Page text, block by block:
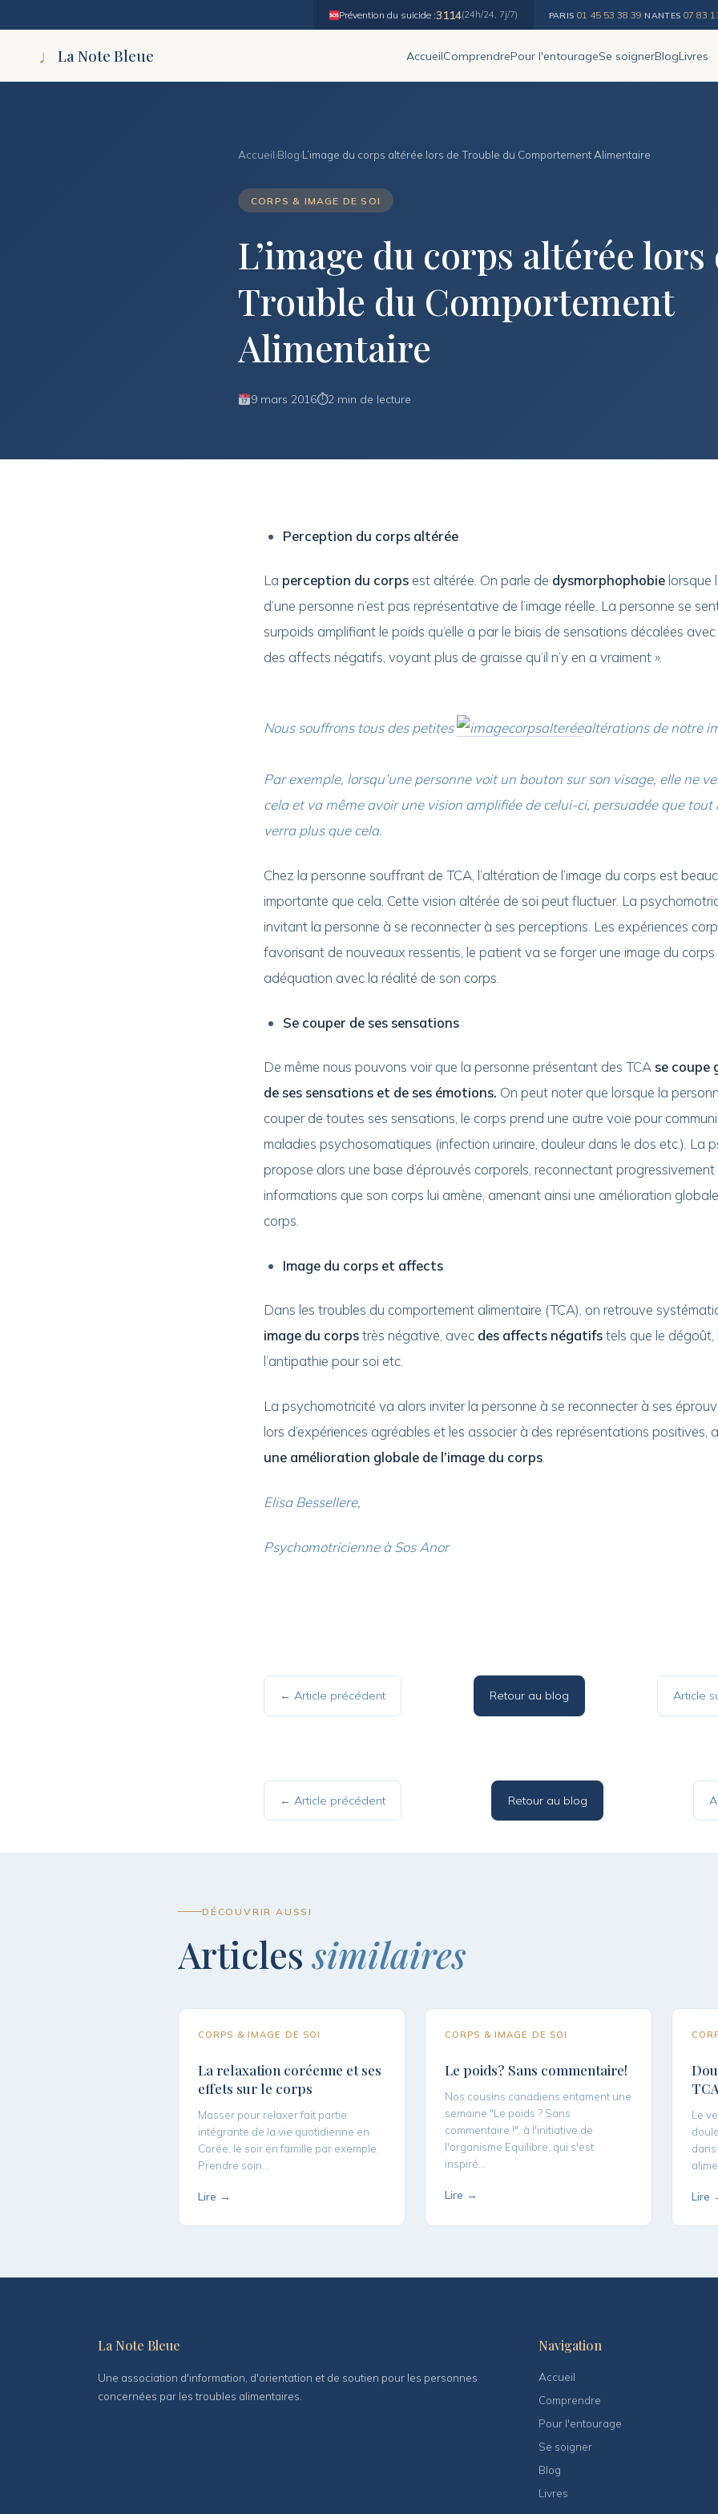
Prévention du suicide :3114(24h/24, 7j/7) PARIS 01 45 53 38 39·NANTES 07 83
♩ La Note Bleue AccueilComprendrePour l'entourageSe soignerBlogLivres
Accueil›Blog›L’image du corps altérée lors de Trouble du Comportement Alimentaire
CORPS & IMAGE DE SOI
L’image du corps altérée lors
Trouble du Comportement
Alimentaire
9 mars 2016⏱2 min de lecture
Perception du corps altérée
La perception du corps est altérée. On parle de dysmorphophobie lorsque
d’une personne n’est pas représentative de l’image réelle. La personne se
surpoids amplifiant le poids qu’elle a par le biais de sensations décalées
des affects négatifs, voyant plus de graisse qu’il n’y en a vraiment ».
Nous souffrons tous des petites altérations de notre
Par exemple, lorsqu’une personne voit un bouton sur son visage, elle ne
cela et va même avoir une vision amplifiée de celui-ci, persuadée que tout
verra plus que cela.
Chez la personne souffrant de TCA, l’altération de l’image du corps est
importante que cela. Cette vision altérée de soi peut fluctuer. La
invitant la personne à se reconnecter à ses perceptions. Les expériences
favorisant de nouveaux ressentis, le patient va se forger une image du corps
adéquation avec la réalité de son corps.
Se couper de ses sensations
De même nous pouvons voir que la personne présentant des TCA se coupe
de ses sensations et de ses émotions. On peut noter que lorsque la
couper de toutes ses sensations, le corps prend une autre voie pour
maladies psychosomatiques (infection urinaire, douleur dans le dos etc.). La
propose alors une base d’éprouvés corporels, reconnectant
informations que son corps lui amène, amenant ainsi une amélioration
corps.
Image du corps et affects
Dans les troubles du comportement alimentaire (TCA), on retrouve
image du corpstrès négative, avec des affects négatifstels que le dégoût,
l’antipathie pour soi etc.
La psychomotricité va alors inviter la personne à se reconnecter à ses
lors d’expériences agréables et les associer à des représentations positives,
une amélioration globale de l’image du corps
Elisa Bessellere,
Psychomotricienne à Sos Anor
← Article précédent Retour au blog Article
← Article précédent Retour au blog
DÉCOUVRIR AUSSI
Articlessimilaires
CORPS & IMAGE DE SOI
La relaxation coréenne et ses
effets sur le corps
Masser pour relaxer fait partie
intégrante de la vie quotidienne en
Corée, le soir en famille par exemple.
Prendre soin…
Lire →
CORPS & IMAGE DE SOI
Le poids? Sans commentaire!
Nos cousins canadiens entament une
semaine "Le poids ? Sans
commentaire !", à l'initiative de
l'organisme Equilibre, qui s'est
inspiré…
Lire →
TCA
Le
Lire
La Note Bleue
Une association d'information, d'orientation et de soutien pour les personnes
concernées par les troubles alimentaires.
Navigation
Accueil
Comprendre
Pour l'entourage
Se soigner
Blog
Livres